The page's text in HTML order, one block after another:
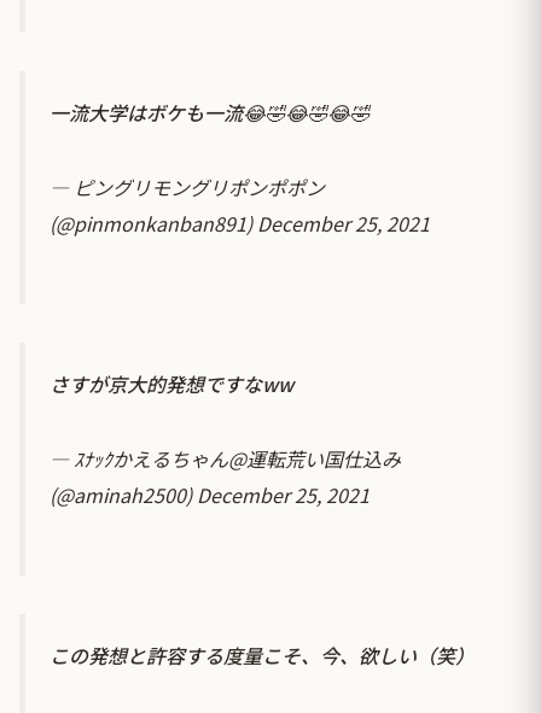
一流大学はボケも一流😂🤣😂🤣😂🤣
— ピングリモングリポンポポン
(@pinmonkanban891)December 25, 2021
さすが京大的発想ですなww
— ｽﾅｯｸかえるちゃん@運転荒い国仕込み
(@aminah2500)December 25, 2021
この発想と許容する度量こそ、今、欲しい（笑）